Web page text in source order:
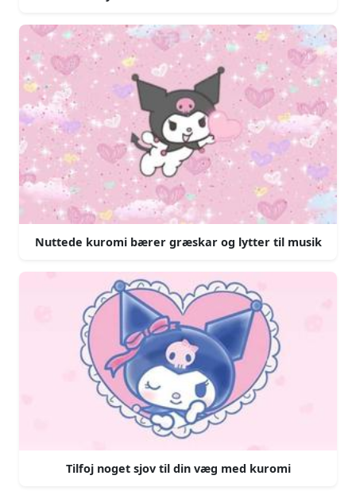
Nuttede kuromi bærer græskar og lytter til musik
Tilfoj noget sjov til din væg med kuromi